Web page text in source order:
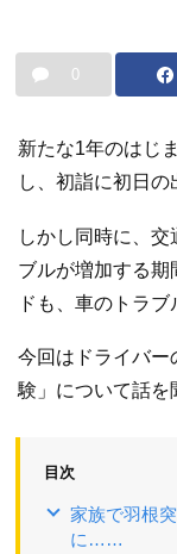
0
新たな1年のはじ
し、初詣に初日の
しかし同時に、
ブルが増加する期
ドも、車のトラ
今回はドライバー
験」について話を
目次
家族で羽根
に……